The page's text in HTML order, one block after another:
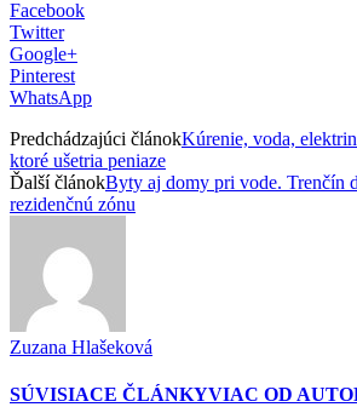
Facebook
Twitter
Google+
Pinterest
WhatsApp
Predchádzajúci článokKúrenie, voda,
ktoré ušetria peniaze
Ďalší článokByty aj domy pri vode. Trenčín
rezidenčnú zónu
Zuzana Hlašeková
SÚVISIACE ČLÁNKYVIAC OD